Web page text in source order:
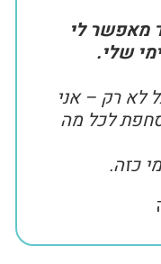
לי
שלי.
לא רק – אני
לכל מה
כזה.